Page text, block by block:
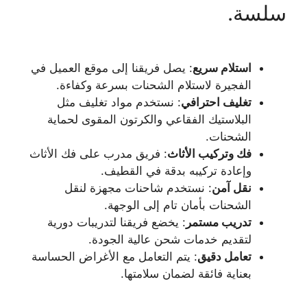
سلسة.
استلام سريع: يصل فريقنا إلى موقع العميل في
الفجيرة لاستلام الشحنات بسرعة وكفاءة.
تغليف احترافي: نستخدم مواد تغليف مثل
البلاستيك الفقاعي والكرتون المقوى لحماية
الشحنات.
فك وتركيب الأثاث: فريق مدرب على فك الأثاث
وإعادة تركيبه بدقة في القطيف.
نقل آمن: نستخدم شاحنات مجهزة لنقل
الشحنات بأمان تام إلى الوجهة.
تدريب مستمر : يخضع فريقنا لتدريبات دورية
لتقديم خدمات شحن عالية الجودة.
تعامل دقيق: يتم التعامل مع الأغراض الحساسة
بعناية فائقة لضمان سلامتها.